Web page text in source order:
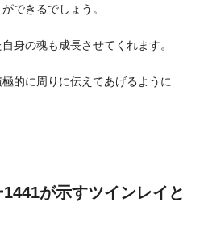
ができるでしょう。
身の魂も成長させてくれます。
的に周りに伝えてあげるように
が示すツインレイと